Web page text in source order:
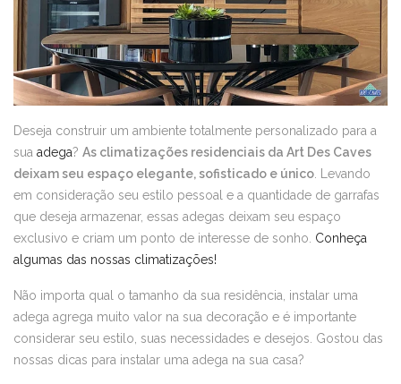
Deseja construir um ambiente totalmente personalizado para a
sua adega? As climatizações residenciais da Art Des Caves
deixam seu espaço elegante, sofisticado e único . Levando
em consideração seu estilo pessoal e a quantidade de garrafas
que deseja armazenar, essas adegas deixam seu espaço
exclusivo e criam um ponto de interesse de sonho. Conheça
algumas das nossas climatizações!
Não importa qual o tamanho da sua residência, instalar uma
adega agrega muito valor na sua decoração e é importante
considerar seu estilo, suas necessidades e desejos. Gostou das
nossas dicas para instalar uma adega na sua casa?